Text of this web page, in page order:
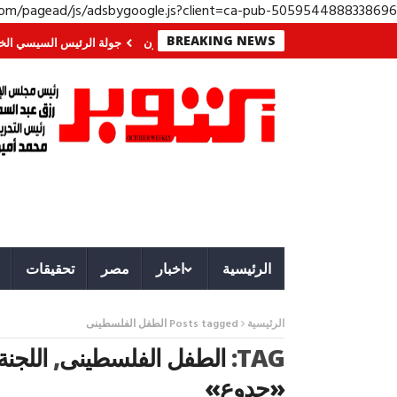
pagead/js/adsbygoogle.js?client=ca-pub-5059544888338696
BREAKING NEWS
في الجنوب؟ معركة لا تُرى.. وحراس لا ينامون جولة الرئيس السيسي
الرئيسية اخبار مصر تحقيقات
الرئيسية Posts tagged الطفل الفلسطينى
TAG: الطفل الفلسطينى,
«جدوع»